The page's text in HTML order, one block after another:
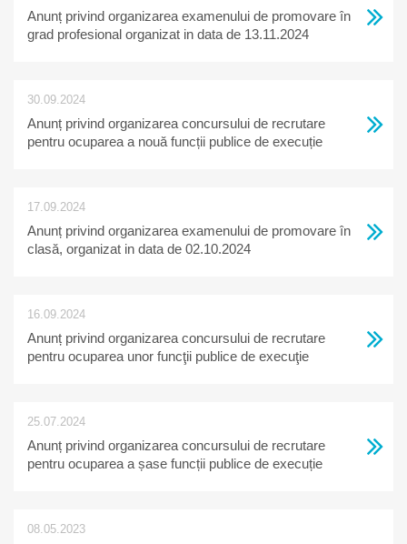
Anunț privind organizarea examenului de promovare în
grad profesional organizat in data de 13.11.2024
30.09.2024
Anunț privind organizarea concursului de recrutare
pentru ocuparea a nouă funcții publice de execuție
17.09.2024
Anunț privind organizarea examenului de promovare în
clasă, organizat in data de 02.10.2024
16.09.2024
Anunț privind organizarea concursului de recrutare
pentru ocuparea unor funcţii publice de execuţie
25.07.2024
Anunț privind organizarea concursului de recrutare
pentru ocuparea a șase funcții publice de execuție
08.05.2023